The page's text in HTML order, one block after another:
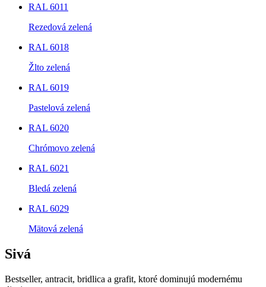
RAL 6011
Rezedová zelená
RAL 6018
Žlto zelená
RAL 6019
Pastelová zelená
RAL 6020
Chrómovo zelená
RAL 6021
Bledá zelená
RAL 6029
Mätová zelená
Sivá
Bestseller, antracit, bridlica a grafit, ktoré dominujú modernému